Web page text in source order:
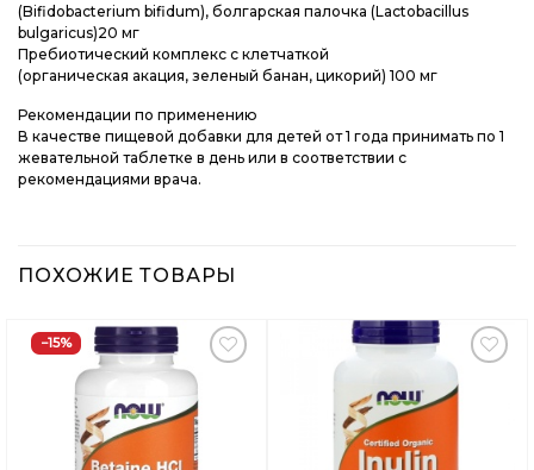
(Bifidobacterium bifidum), болгарская палочка (Lactobacillus
bulgaricus)20 мг
Пребиотический комплекс с клетчаткой
(органическая акация, зеленый банан, цикорий) 100 мг
Рекомендации по применению
В качестве пищевой добавки для детей от 1 года принимать по 1
жевательной таблетке в день или в соответствии с
рекомендациями врача.
ПОХОЖИЕ ТОВАРЫ
−15%
Добавить
Вишлист
Добавить